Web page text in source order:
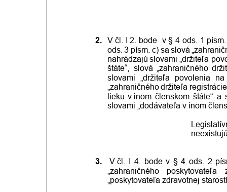
2. V čl. I 2. bode v § 4 ods. 1 písm.
ods. 3 písm. c) sa slová
nahrádzajú slovami „držiteľa
štáte“, slová „zahraničného
slovami
„držiteľa povolenia
na
„zahraničného držiteľa registrácie
lieku v inom členskom štáte“ a
slovami „ dodávateľa v inom
3. V čl. 4. bode v § 4 ods. 2
„zahraničného
poskytovateľa
„poskytovateľa zdravotnej